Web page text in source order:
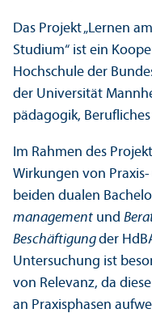
Das Projekt „Lernen
Studium“ ist ein
Hochschule der
der Universität
pädagogik,
Im Rahmen des
Wirkungen von
beiden dualen
management und
Beschäftigungder
Unter­suchung ist
von Relevanz, da
an Praxis­phasen